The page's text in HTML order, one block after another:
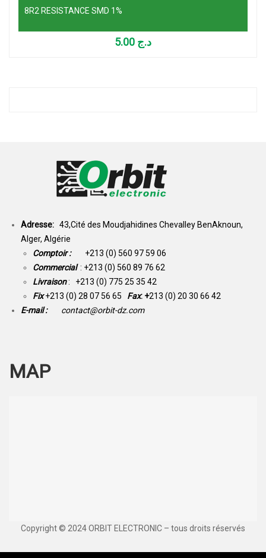
8R2 RESISTANCE SMD 1%
د.ج
Adresse: 43,Cité des Moudjahidines Chevalley BenAknoun,
Alger, Algérie
Comptoir : +213 (0) 560 97 59 06
Commercial : +213 (0) 560 89 76 62
Livraison: +213 (0) 775 25 35 42
Fix +213 (0) 28 07 56 65 Fax: +213 (0) 20 30 66 42
E-mail :
contact@orbit-dz.com
MAP
Copyright © 2024 ORBIT ELECTRONIC – tous droits réservés